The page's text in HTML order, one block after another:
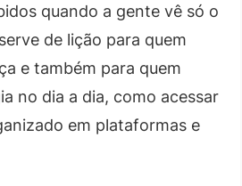
quando a gente vê só o
de lição para quem
e também para quem
no dia a dia, como acessar
em plataformas e